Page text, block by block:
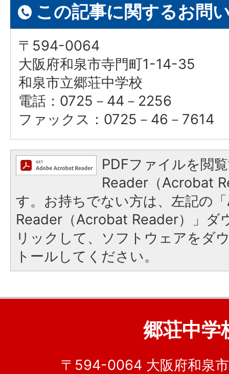
この記事に関するお問
〒594-0064
大阪府和泉市寺門町1-14-35
和泉市立郷荘中学校
電話：0725－44－2256
ファックス：0725－46－7614
PDFファイルを閲
Reader（Acrobat
す。お持ちでない方は、左記の
Reader（Acrobat Reader）」ダ
リックして、ソフトウェアをダ
トールしてください。
郷荘中学
〒594-0064 大阪府和泉